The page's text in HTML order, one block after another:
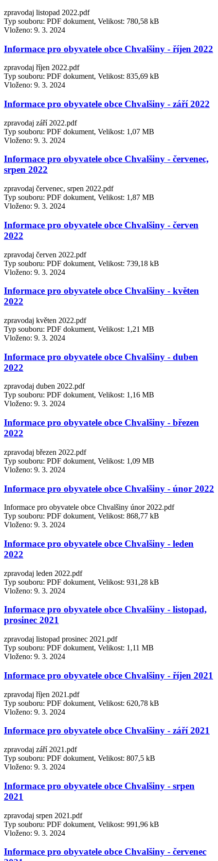
zpravodaj listopad 2022.pdf
Typ souboru: PDF dokument, Velikost: 780,58 kB
Vloženo: 9. 3. 2024
Informace pro obyvatele obce Chvalšiny - říjen 2022
zpravodaj říjen 2022.pdf
Typ souboru: PDF dokument, Velikost: 835,69 kB
Vloženo: 9. 3. 2024
Informace pro obyvatele obce Chvalšiny - září 2022
zpravodaj září 2022.pdf
Typ souboru: PDF dokument, Velikost: 1,07 MB
Vloženo: 9. 3. 2024
Informace pro obyvatele obce Chvalšiny - červenec,
srpen 2022
zpravodaj červenec, srpen 2022.pdf
Typ souboru: PDF dokument, Velikost: 1,87 MB
Vloženo: 9. 3. 2024
Informace pro obyvatele obce Chvalšiny - červen
2022
zpravodaj červen 2022.pdf
Typ souboru: PDF dokument, Velikost: 739,18 kB
Vloženo: 9. 3. 2024
Informace pro obyvatele obce Chvalšiny - květen
2022
zpravodaj květen 2022.pdf
Typ souboru: PDF dokument, Velikost: 1,21 MB
Vloženo: 9. 3. 2024
Informace pro obyvatele obce Chvalšiny - duben
2022
zpravodaj duben 2022.pdf
Typ souboru: PDF dokument, Velikost: 1,16 MB
Vloženo: 9. 3. 2024
Informace pro obyvatele obce Chvalšiny - březen
2022
zpravodaj březen 2022.pdf
Typ souboru: PDF dokument, Velikost: 1,09 MB
Vloženo: 9. 3. 2024
Informace pro obyvatele obce Chvalšiny - únor 2022
Informace pro obyvatele obce Chvalšiny únor 2022.pdf
Typ souboru: PDF dokument, Velikost: 868,77 kB
Vloženo: 9. 3. 2024
Informace pro obyvatele obce Chvalšiny - leden
2022
zpravodaj leden 2022.pdf
Typ souboru: PDF dokument, Velikost: 931,28 kB
Vloženo: 9. 3. 2024
Informace pro obyvatele obce Chvalšiny - listopad,
prosinec 2021
zpravodaj listopad prosinec 2021.pdf
Typ souboru: PDF dokument, Velikost: 1,11 MB
Vloženo: 9. 3. 2024
Informace pro obyvatele obce Chvalšiny - říjen 2021
zpravodaj říjen 2021.pdf
Typ souboru: PDF dokument, Velikost: 620,78 kB
Vloženo: 9. 3. 2024
Informace pro obyvatele obce Chvalšiny - září 2021
zpravodaj září 2021.pdf
Typ souboru: PDF dokument, Velikost: 807,5 kB
Vloženo: 9. 3. 2024
Informace pro obyvatele obce Chvalšiny - srpen
2021
zpravodaj srpen 2021.pdf
Typ souboru: PDF dokument, Velikost: 991,96 kB
Vloženo: 9. 3. 2024
Informace pro obyvatele obce Chvalšiny - červenec